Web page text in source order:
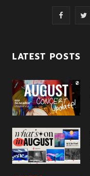
F
c
b
o
k
LATEST POSTS